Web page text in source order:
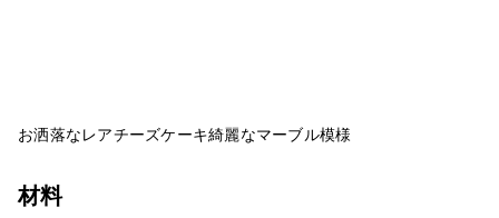
お洒落なレアチーズケーキ綺麗なマーブル模様
材料